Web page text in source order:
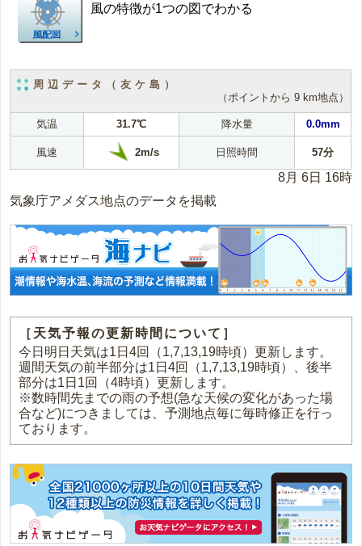
風の特徴が1つの図でわかる
周辺データ（友ケ島）
（ポイントから 9 km地点）
気温 31.7℃ 降水量 0.0mm
風速 2m/s 日照時間 57分
8月 6日 16時
気象庁アメダス地点のデータを掲載
［天気予報の更新時間について］
今日明日天気は1日4回（1,7,13,19時頃）更新します。
週間天気の前半部分は1日4回（1,7,13,19時頃）、後半
部分は1日1回（4時頃）更新します。
※数時間先までの雨の予想(急な天候の変化があった場
合など)につきましては、予測地点毎に毎時修正を行っ
ております。